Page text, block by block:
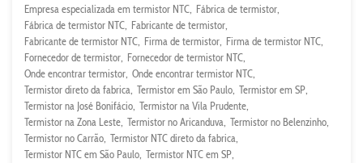
Empresa especializada em termistor NTC Fábrica de termistor
Fábrica de termistor NTC Fabricante de termistor
Fabricante de termistor NTC Firma de termistor Firma de termistor NTC
Fornecedor de termistor Fornecedor de termistor NTC
Onde encontrar termistor Onde encontrar termistor NTC
Termistor direto da fabrica Termistor em São Paulo Termistor em SP
Termistor na José Bonifácio Termistor na Vila Prudente
Termistor na Zona Leste Termistor no Aricanduva Termistor no Belenzinho
Termistor no Carrão Termistor NTC direto da fabrica
Termistor NTC em São Paulo Termistor NTC em SP